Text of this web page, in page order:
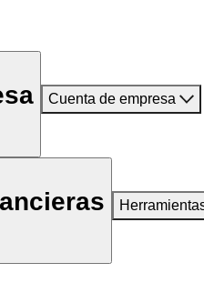
Cuenta de empresa